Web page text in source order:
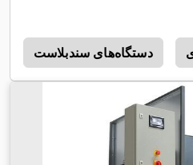
دستگاه‌های سندبلاست